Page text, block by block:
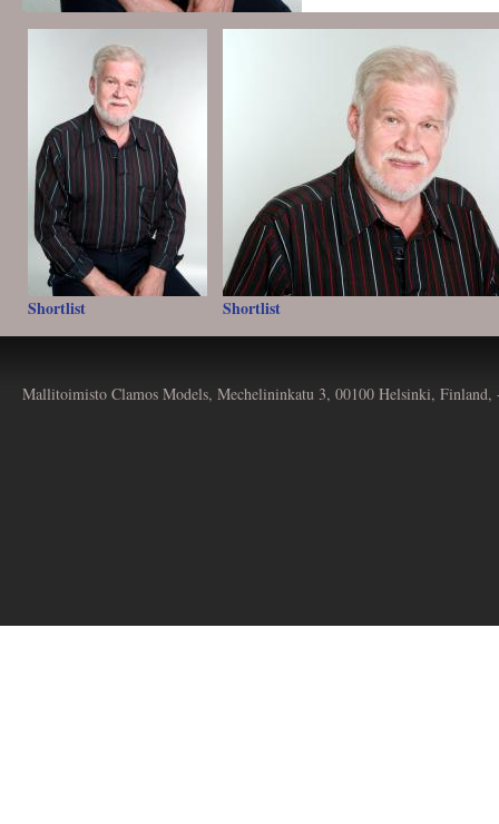
Shortlist Shortlist
Mallitoimisto Clamos Models, Mechelininkatu 3, 00100 Helsinki,